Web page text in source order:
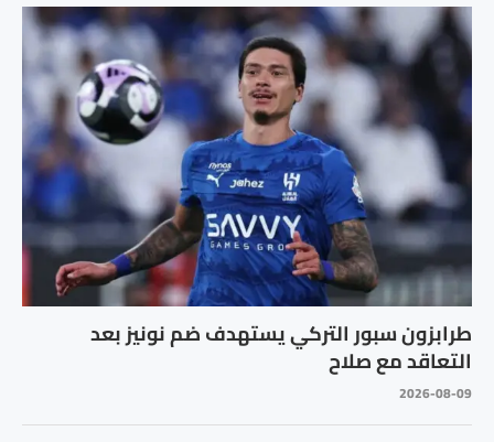
طرابزون سبور التركي يستهدف ضم نونيز بعد
التعاقد مع صلاح
2026-08-09